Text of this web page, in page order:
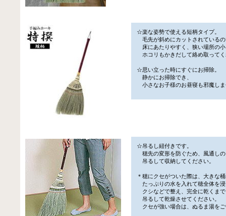
☆楽な姿勢で使える短柄タイプ。
毛先が斜めにカットされている
床にあたりやすく、狭い場所の
ホコリもかきだして絡め取って
☆思い立った時にすぐにお掃除。
静かにお掃除でき、
小さなお子様のお昼寝も邪魔し
☆吊るし紐付きです。
穂先の変形を防ぐため、風通し
吊るして収納してください。
＊穂にクセがついた際は、大きな
たっぷりの水を入れて穂全体を
クシなどで整え、完全に乾くま
吊るして乾燥させてください。
クセが強い場合は、ぬるま湯を